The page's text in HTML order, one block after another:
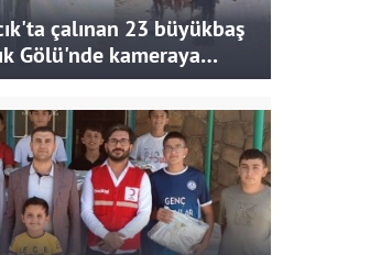
çalınan 23 büyükbaş
Gölü'nde kameraya